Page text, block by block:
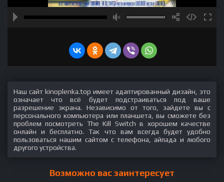
Наш сайт kinoplenka.top имеет адаптированный дизайн, это
означает что всё будет подстраиваться под ваше
разрешение экрана. Независимо от того, зайдете вы с
персонального компьютера или планшета, вы сможете без
проблем посмотреть The Kill Switch в хорошем качестве
онлайн и бесплатно. Так что вам всегда будет удобно
пользоваться нашим сайтом с телефона, айпада и любого
другого устройства.
Возможно вас заинтересует